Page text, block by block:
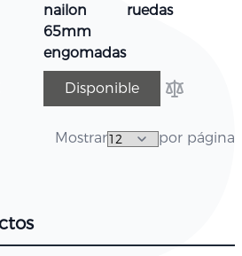
para comparar
nailon ruedas
65mm
engomadas
Disponible
Añadir
estás leyendo página
Mostrar por página